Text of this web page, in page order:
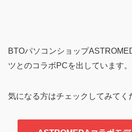
BTOパソコンショップ
ツとのコラボPCを出しています。
気になる方はチェックしてみてく